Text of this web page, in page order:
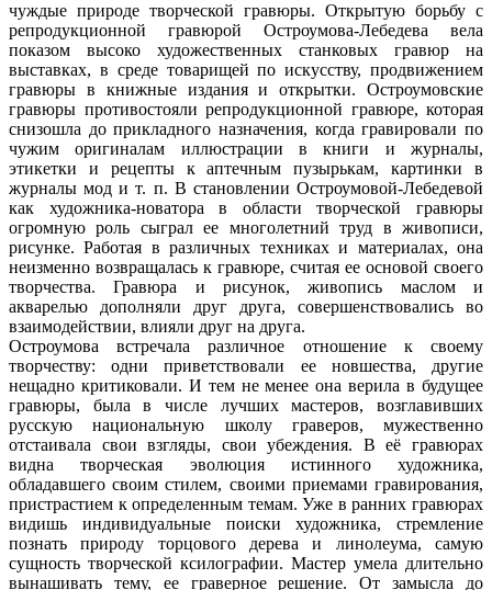
чуждые природе творческой гравюры. Открытую борьбу с
репродукционной гравюрой Остроумова-Лебедева вела
показом высоко художественных станковых гравюр на
выставках, в среде товарищей по искусству, продвижением
гравюры в книжные издания и открытки. Остроумовские
гравюры противостояли репродукционной гравюре, которая
снизошла до прикладного назначения, когда гравировали по
чужим оригиналам иллюстрации в книги и журналы,
этикетки и рецепты к аптечным пузырькам, картинки в
журналы мод и т. п. В становлении Остроумовой-Лебедевой
как художника-новатора в области творческой гравюры
огромную роль сыграл ее многолетний труд в живописи,
рисунке. Работая в различных техниках и материалах, она
неизменно возвращалась к гравюре, считая ее основой своего
творчества. Гравюра и рисунок, живопись маслом и
акварелью дополняли друг друга, совершенствовались во
взаимодействии, влияли друг на друга.
Остроумова встречала различное отношение к своему
творчеству: одни приветствовали ее новшества, другие
нещадно критиковали. И тем не менее она верила в будущее
гравюры, была в числе лучших мастеров, возглавивших
русскую национальную школу граверов, мужественно
отстаивала свои взгляды, свои убеждения. В её гравюрах
видна творческая эволюция истинного художника,
обладавшего своим стилем, своими приемами гравирования,
пристрастием к определенным темам. Уже в ранних гравюрах
видишь индивидуальные поиски художника, стремление
познать природу торцового дерева и линолеума, самую
сущность творческой ксилографии. Мастер умела длительно
вынашивать тему, ее граверное решение. От замысла до